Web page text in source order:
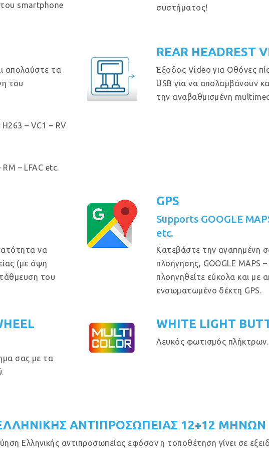
smartphone
συστήματος!
απολαύστε τα
του
– VC1 – RV
– LFAC etc.
REAR HEADREST
Έξοδος Video για Οθόνες
USB για να απολαμβάνουν
την αναβαθμισμένη
να
(με όψη
του
GPS
Supports GOOGLE
etc.
Κατεβάστε την αγαπημένη
πλοήγησης, GOOGLE MAPS –
πλοηγηθείτε εύκολα και με
ενσωματωμένο δέκτη GPS.
σας με τα
WHITE LIGHT
Λευκός φωτισμός πλήκτρων.
ΑΝΤΙΠΡΟΣΩΠΕΙΑΣ 12+12 ΜΗΝΩΝ
Ελληνικής αντιπροσωπείας εφόσον η τοποθέτηση γίνει σε